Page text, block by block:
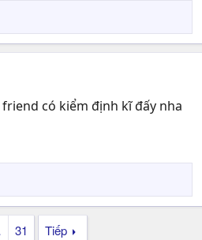
có kiểm định kĩ đấy nha
31 Tiếp